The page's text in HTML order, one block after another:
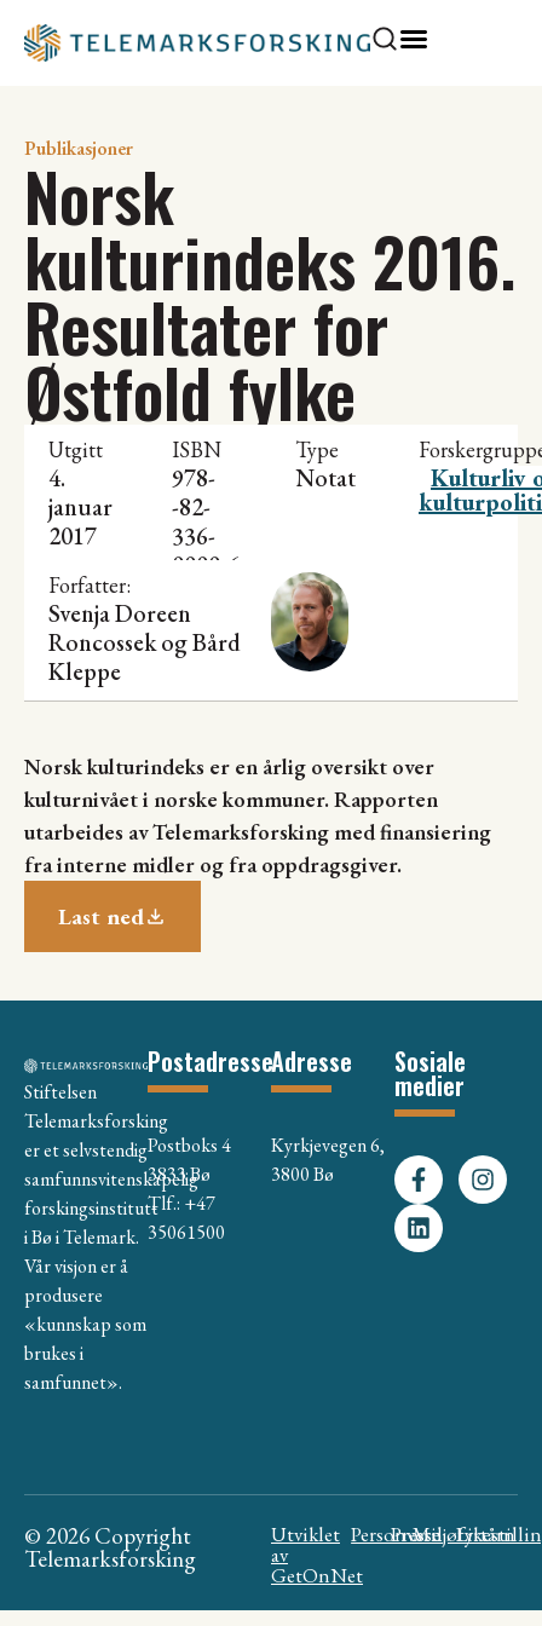
Publikasjoner
Norsk
kulturindeks 2016.
Resultater for
Østfold fylke
Utgitt
4.
januar
2017
ISBN
978-
-82-
336-
0000-6
Type
Notat Kulturliv
Forfatter:
Svenja Doreen
Roncossek ogBård
Kleppe
Norsk kulturindeks er en årlig oversikt over
kulturnivået i norske kommuner. Rapporten
utarbeides av Telemarksforsking med finansiering
fra interne midler og fra oppdragsgiver.
Last ned
Stiftelsen
Telemarksforsking
er et selvstendig
samfunnsvitenskapelig
forskingsinstitutt
i Bø i Telemark.
Vår visjon er å
produsere
«kunnskap som
brukes i
samfunnet».
Postadresse
Postboks 4
3833 Bø
Tlf.: +47
35061500
Adresse
Kyrkjevegen 6,
3800 Bø
Sosiale
medier
© 2026 Copyright
Telemarksforsking
Utviklet
av
GetOnNet
Personvern
Presse
Miljøfyrtårn